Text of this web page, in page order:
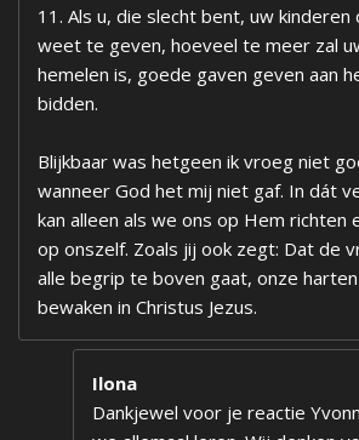
11. Als u, die slecht bent, uw kinderen
weet te geven, hoeveel te meer zal
hemelen is, goede gaven geven aan
bidden.
Blijkbaar was hetgeen ik vroeg niet
wanneer God het mij niet gaf. In dát
kan alleen als we ons op Hem richten
op onszelf. Zoals jij ook zegt: Dat de
alle begrip te boven gaat, onze
bewaken in Christus Jezus.
Ilona
Dankjewel voor je reactie